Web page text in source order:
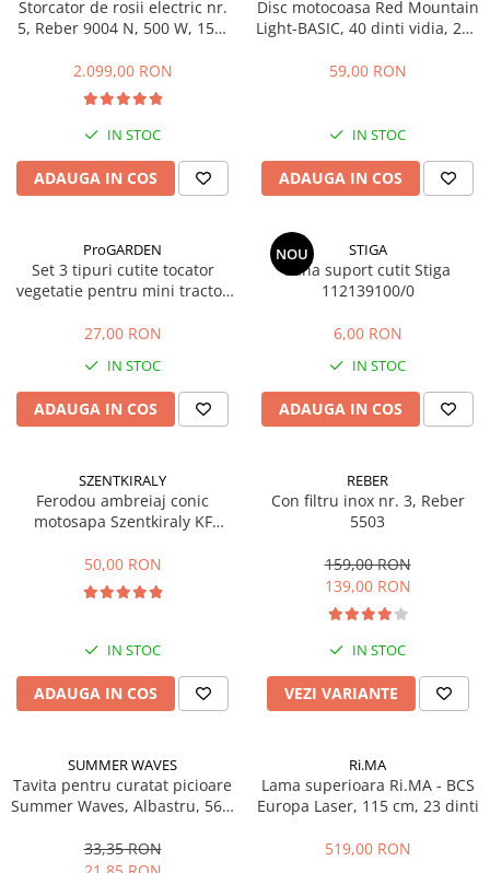
Masini de prelucrat fier-beton
Placi extra mari
Accesorii masini de taiat
Finisare si Prelucrare suprafete
Elicoptere pardoseala
Vibratoare beton
Scarificatoare beton
Aplicatoare cu banda
Accesorii prelucrare suprafete
Sisteme pompare
Pompe pentru zugravit si vopsit
Masini de tencuit
Pompe spuma poliuretanica
Echipamente marcaje rutiere
Compactoare
Cilindri vibrocompactori
Betoniere
Malaxoare
Accesorii betoniere
Storcator de rosii electric nr.
5, Reber 9004 N, 500 W, 150-
2.099,00 RON
IN STOC
ADAUGA IN COS
Disc motocoasa Red Mountain
Light-BASIC, 40 dinti vidia, 255
59,00 RON
IN STOC
ADAUGA IN COS
ProGARDEN
Set 3 tipuri cutite tocator
vegetatie pentru mini tractor
27,00 RON
IN STOC
ADAUGA IN COS
NOU STIGA
Pana suport cutit Stiga
112139100/0
6,00 RON
IN STOC
ADAUGA IN COS
SZENTKIRALY
Ferodou ambreiaj conic
motosapa Szentkiraly KF
50,00 RON
IN STOC
ADAUGA IN COS
REBER
Con filtru inox nr. 3, Reber
5503
159,00 RON
139,00 RON
IN STOC
VEZI VARIANTE
SUMMER WAVES
Tavita pentru curatat picioare
Summer Waves, Albastru, 56 x
33,35 RON
Ri.MA
Lama superioara Ri.MA - BCS
Europa Laser, 115 cm, 23 dinti
519,00 RON